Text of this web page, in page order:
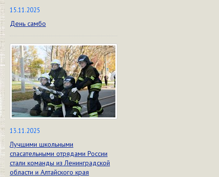
15.11.2025
День самбо
13.11.2025
Лучшими школьными
спасательными отрядами России
стали команды из Ленинградской
области и Алтайского края